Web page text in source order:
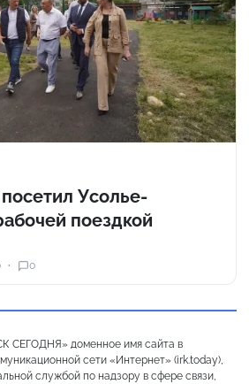
Усолье-
поездкой
0
СЕГОДНЯ» доменное имя сайта в
сети «Интернет» (irk.today),
службой по надзору в сфере связи,